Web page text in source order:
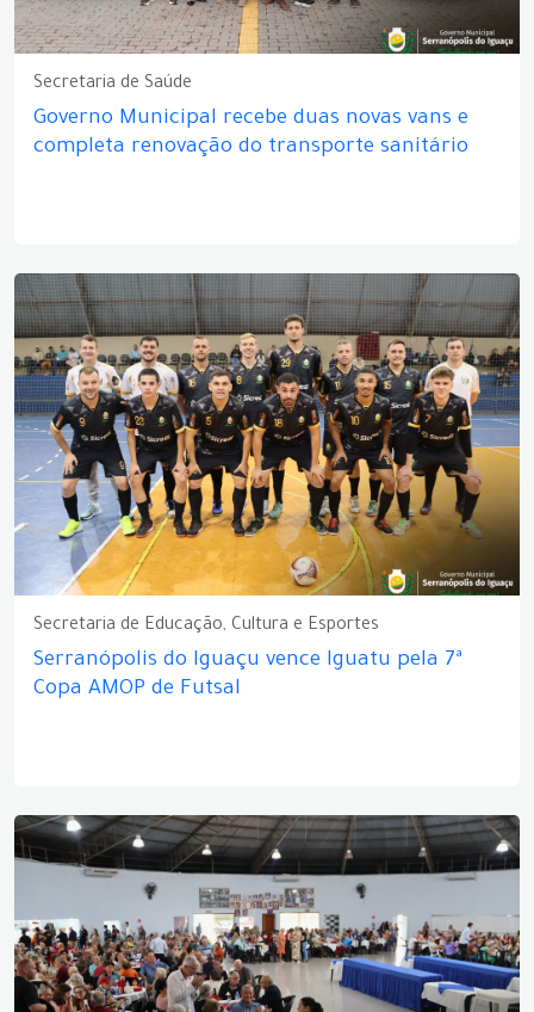
Secretaria de Saúde
Governo Municipal recebe duas novas vans e
completa renovação do transporte sanitário
Secretaria de Educação, Cultura e Esportes
Serranópolis do Iguaçu vence Iguatu pela 7ª
Copa AMOP de Futsal